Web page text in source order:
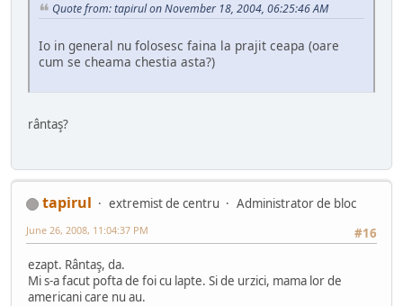
Quote from: tapirul on November 18, 2004, 06:25:46 AM
Io in general nu folosesc faina la prajit ceapa (oare
cum se cheama chestia asta?)
rântaş?
tapirul extremist de centru
Administrator de bloc
#16
June 26, 2008, 11:04:37 PM
ezapt. Rântaş, da.
Mi s-a facut pofta de foi cu lapte. Si de urzici, mama lor de
americani care nu au.